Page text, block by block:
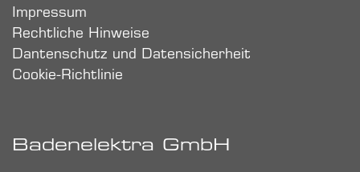
Impressum
Rechtliche Hinweise
Dantenschutz und Datensicherheit
Cookie-Richtlinie
Badenelektra GmbH